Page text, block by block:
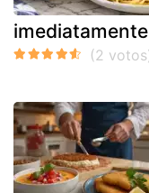
imediatamente